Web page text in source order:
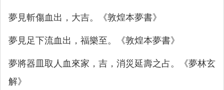
夢見斬傷血出，大吉。《敦煌本夢書》
夢見足下流血出，福樂至。《敦煌本夢書》
夢將器皿取人血來家，吉，消災延壽之占。《夢林玄
解》